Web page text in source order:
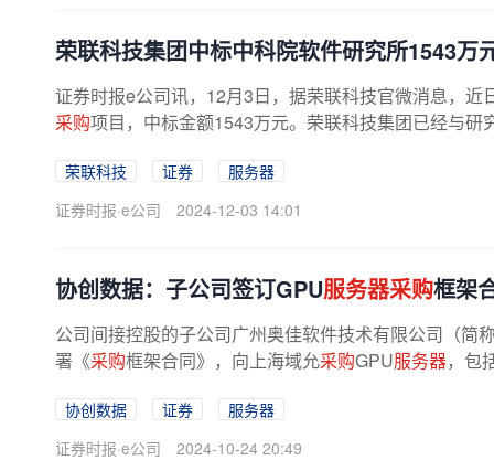
荣联科技集团中标中科院软件研究所1543万
证券时报e公司讯，12月3日，据荣联科技官微消息，
采购项目，中标金额1543万元。荣联科技集团已经与
荣联科技 证券
服务器
证券时报·e公司
2024-12-03 14:01
协创数据：子公司签订GPU服务器采购框架
公司间接控股的子公司广州奥佳软件技术有限公司（简
署《采购框架合同》，向上海域允采购GPU服务器，包
协创数据 证券
服务器
证券时报·e公司
2024-10-24 20:49